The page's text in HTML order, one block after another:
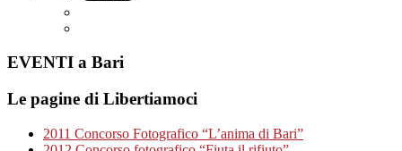
EVENTI a Bari
Le pagine di Libertiamoci
2011 Concorso Fotografico “L’anima di Bari”